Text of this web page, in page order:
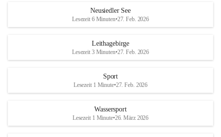
S
und den daraus folgenden wirtschaftlichen
Maßnahmen zur Bekämpfung
Rebe und der Amerikanischen
Anhang VBl. EU Nr. 18
1 Seite•1,4 MB
r
S
Neusiedler See
Lesezeit 6 Minuten•27. Feb. 2026
Leithagebirge
Lesezeit 3 Minuten•27. Feb. 2026
Sport
Lesezeit 1 Minute•27. Feb. 2026
Wassersport
Lesezeit 1 Minute•26. März 2026